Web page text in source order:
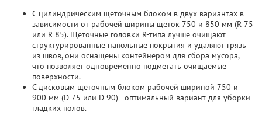
С цилиндрическим щеточным блоком в двух вариантах в
зависимости от рабочей ширины щеток 750 и 850 мм (R 75
или R 85). Щеточные головки R-типа лучше очищают
структурированные напольные покрытия и удаляют грязь
из швов, они оснащены контейнером для сбора мусора,
что позволяет одновременно подметать очищаемые
поверхности.
С дисковым щеточным блоком рабочей шириной 750 и
900 мм (D 75 или D 90) - оптимальный вариант для уборки
гладких полов.